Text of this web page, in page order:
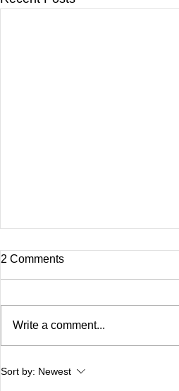
Drake's New Album "Iceman":
An In-Depth Review
2 Comments
Write a comment...
Sort by: Newest